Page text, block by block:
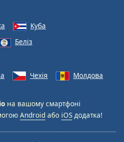
Куба
Беліз
Чехія Молдова
на вашому смартфоні
Android або iOS додатка!